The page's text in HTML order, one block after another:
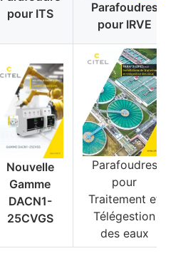
pour ITS
Parafoudres
pour IRVE
Nouvelle
Gamme
DACN1-
25CVGS
Parafoudres
pour
Traitement et
Télégestion
des eaux